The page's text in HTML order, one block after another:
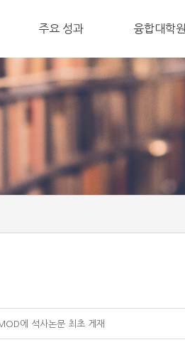
ㅤ주요 성과 융합대학원
에 석사논문 최초 게재